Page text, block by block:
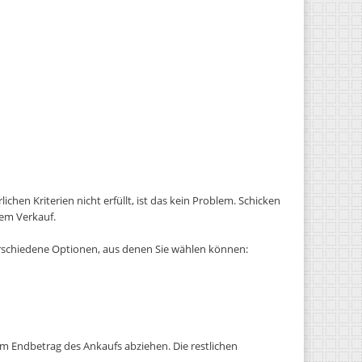
Kriterien nicht erfüllt, ist das kein Problem. Schicken
Verkauf.
Optionen, aus denen Sie wählen können:
Endbetrag des Ankaufs abziehen. Die restlichen